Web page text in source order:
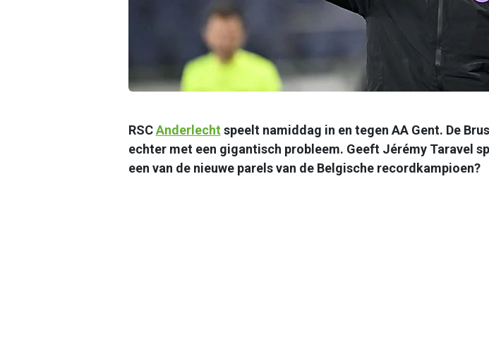
RSCAnderlecht speelt namiddag in en tegen AA Gent. De
echter met een gigantisch probleem. Geeft Jérémy Taravel
een van de nieuwe parels van de Belgische recordkampioen?